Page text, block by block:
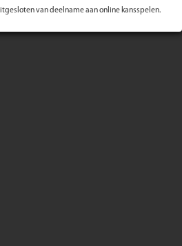
van deelname aan online kansspelen.
kwartaal